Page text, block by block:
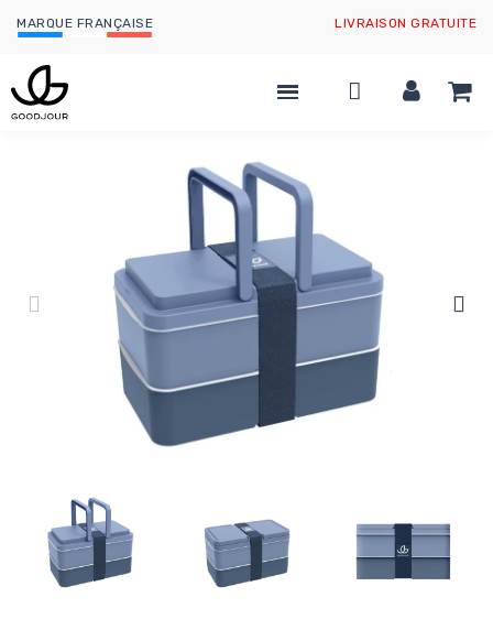
MARQUE FRANÇAISE LIVRAISON GRATUITE